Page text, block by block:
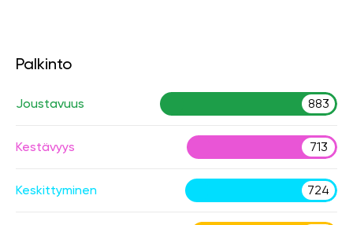
Palkinto
Joustavuus 883
Kestävyys 713
Keskittyminen 724